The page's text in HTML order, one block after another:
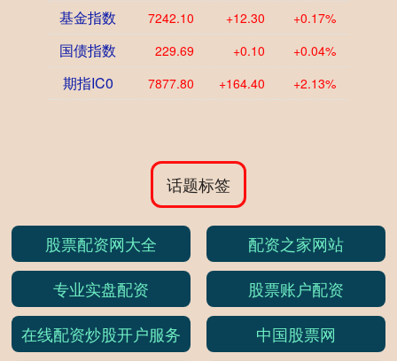
基金指数 7242.10 +12.30 +0.17%
国债指数 229.69 +0.10 +0.04%
期指IC0 7877.80 +164.40 +2.13%
话题标签
股票配资网大全
配资之家网站
专业实盘配资
股票账户配资
在线配资炒股开户服务
中国股票网